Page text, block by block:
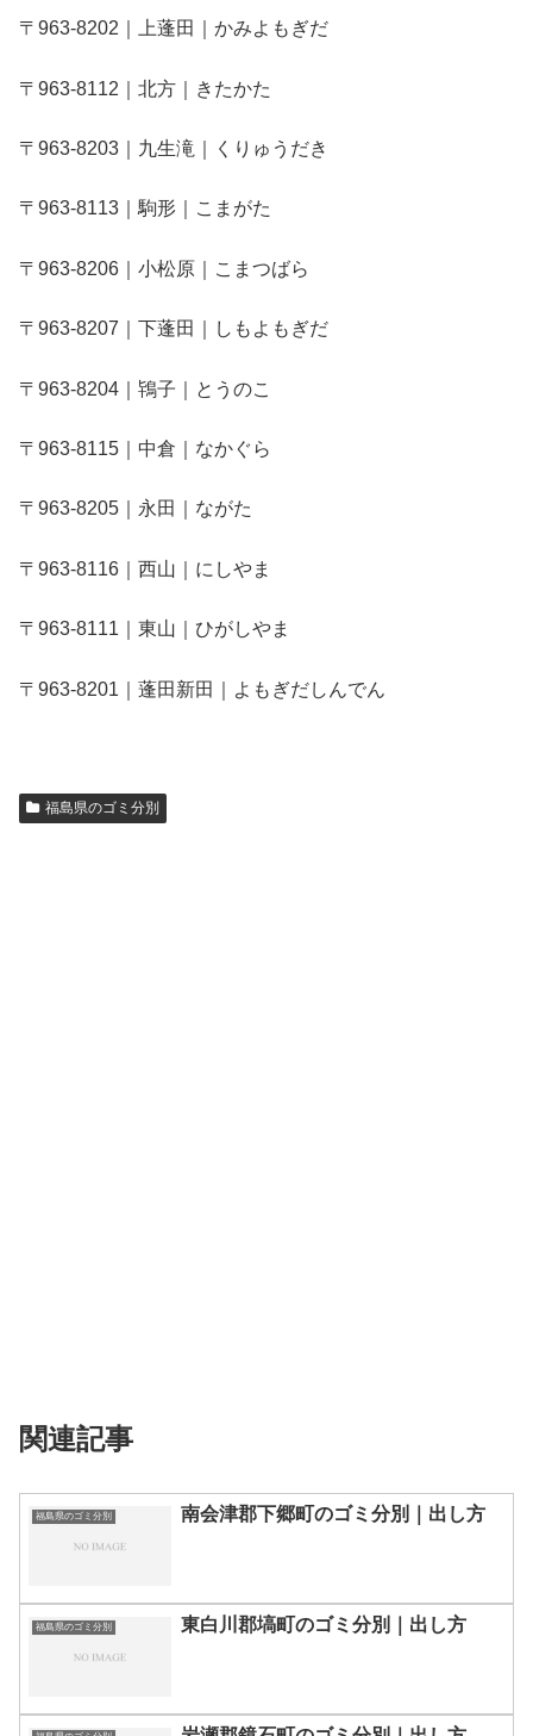
〒963-8202｜上蓬田｜かみよもぎだ
〒963-8112｜北方｜きたかた
〒963-8203｜九生滝｜くりゅうだき
〒963-8113｜駒形｜こまがた
〒963-8206｜小松原｜こまつばら
〒963-8207｜下蓬田｜しもよもぎだ
〒963-8204｜鴇子｜とうのこ
〒963-8115｜中倉｜なかぐら
〒963-8205｜永田｜ながた
〒963-8116｜西山｜にしやま
〒963-8111｜東山｜ひがしやま
〒963-8201｜蓬田新田｜よもぎだしんでん
福島県のゴミ分別
関連記事
福島県のゴミ分別 南会津郡下郷町のゴミ分別｜出し方
福島県のゴミ分別 東白川郡塙町のゴミ分別｜出し方